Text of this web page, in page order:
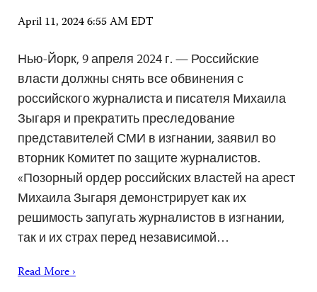
April 11, 2024 6:55 AM EDT
Нью-Йорк, 9 апреля 2024 г. — Российские
власти должны снять все обвинения с
российского журналиста и писателя Михаила
Зыгаря и прекратить преследование
представителей СМИ в изгнании, заявил во
вторник Комитет по защите журналистов.
«Позорный ордер российских властей на арест
Михаила Зыгаря демонстрирует как их
решимость запугать журналистов в изгнании,
так и их страх перед независимой…
Read More ›